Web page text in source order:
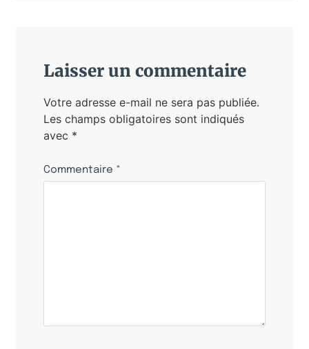
Laisser un commentaire
Votre adresse e-mail ne sera pas publiée.
Les champs obligatoires sont indiqués
avec *
Commentaire *